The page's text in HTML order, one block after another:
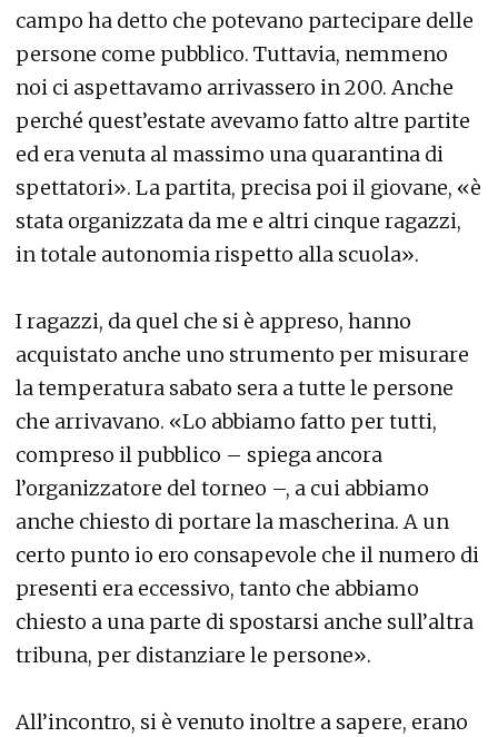
campo ha detto che potevano partecipare delle
persone come pubblico. Tuttavia, nemmeno
noi ci aspettavamo arrivassero in 200. Anche
perché quest’estate avevamo fatto altre partite
ed era venuta al massimo una quarantina di
spettatori». La partita, precisa poi il giovane, «è
stata organizzata da me e altri cinque ragazzi,
in totale autonomia rispetto alla scuola».
I ragazzi, da quel che si è appreso, hanno
acquistato anche uno strumento per misurare
la temperatura sabato sera a tutte le persone
che arrivavano. «Lo abbiamo fatto per tutti,
compreso il pubblico – spiega ancora
l’organizzatore del torneo –, a cui abbiamo
anche chiesto di portare la mascherina. A un
certo punto io ero consapevole che il numero di
presenti era eccessivo, tanto che abbiamo
chiesto a una parte di spostarsi anche sull’altra
tribuna, per distanziare le persone».
All’incontro, si è venuto inoltre a sapere, erano